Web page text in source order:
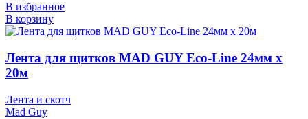
В избранное
В корзину
Лента для щитков MAD GUY Eco-Line 24мм х
20м
Лента и скотч
Mad Guy